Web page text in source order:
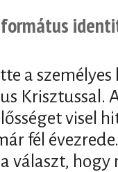
a személyes
Krisztussal.
visel
fél
a választ,